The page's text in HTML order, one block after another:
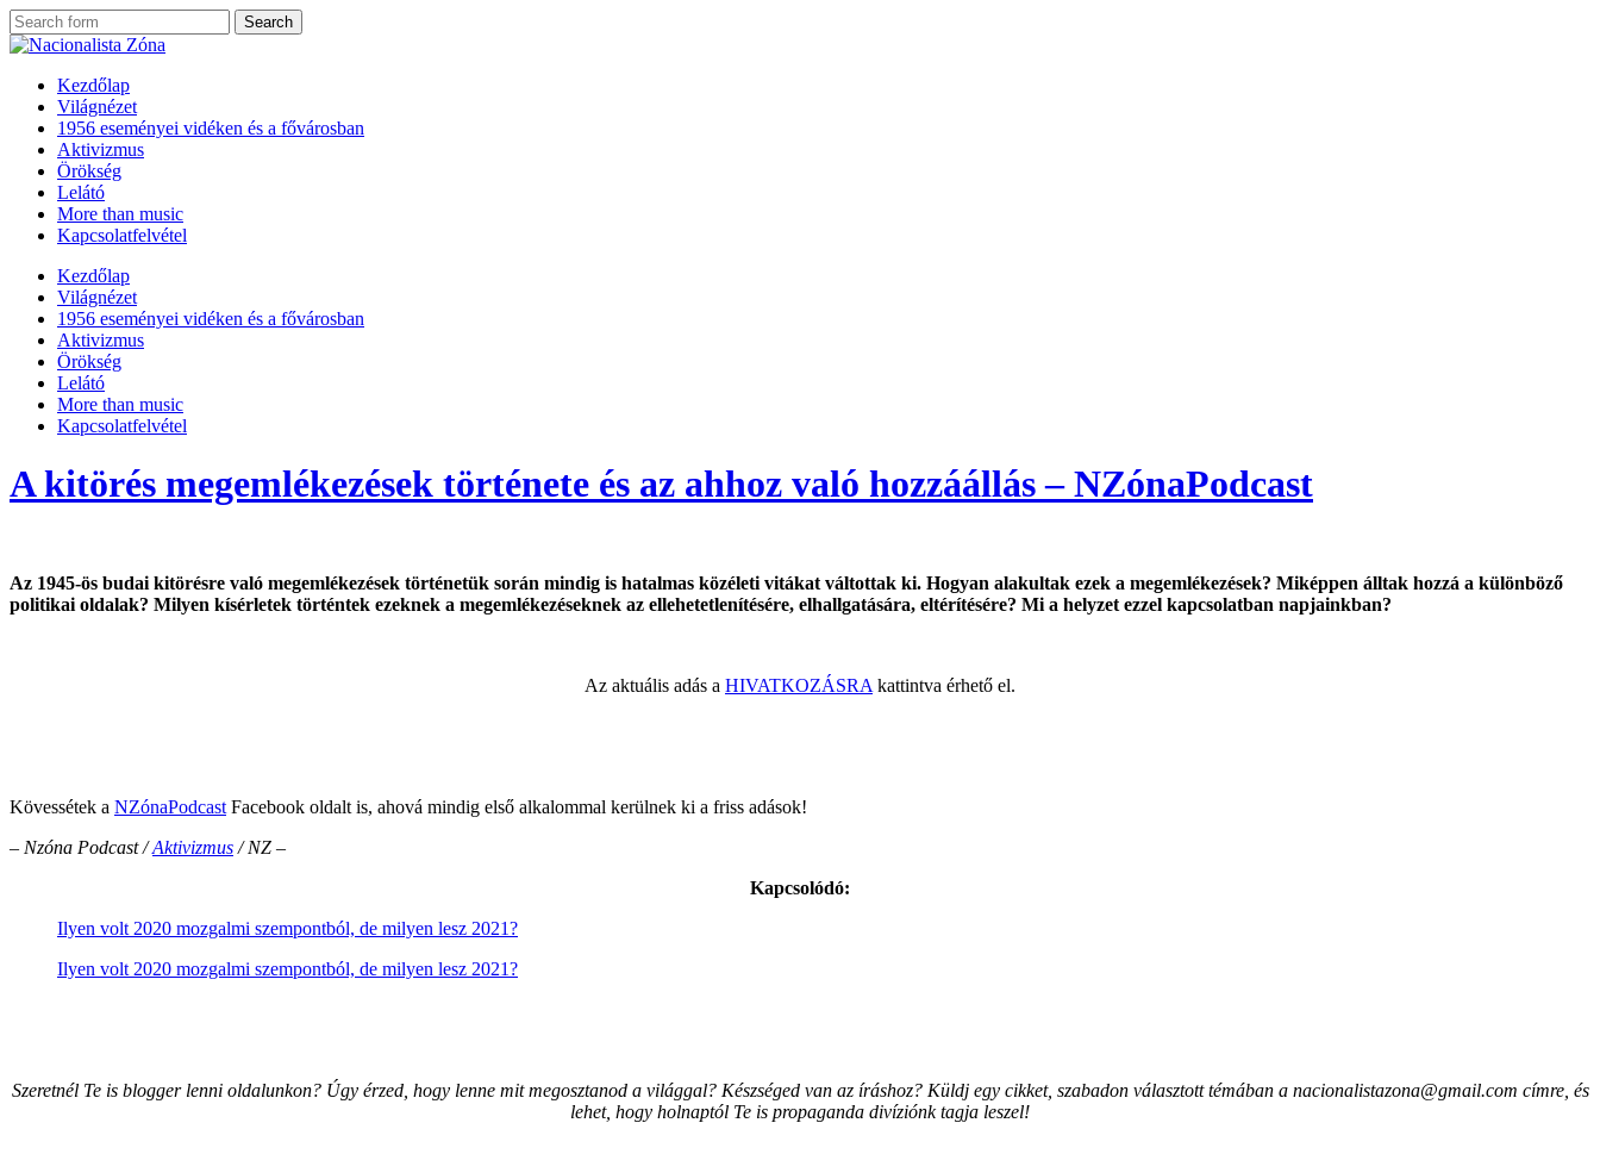
Kezdőlap
Világnézet
1956 eseményei vidéken és a fővárosban
Aktivizmus
Örökség
Lelátó
More than music
Kapcsolatfelvétel
Kezdőlap
Világnézet
1956 eseményei vidéken és a fővárosban
Aktivizmus
Örökség
Lelátó
More than music
Kapcsolatfelvétel
A kitörés megemlékezések története és az ahhoz való hozzáállás – NZónaPodcast
Az 1945-ös budai kitörésre való megemlékezések történetük során mindig is hatalmas közéleti vitákat váltottak ki. Hogyan alakultak ezek a megemlékezések? Miképpen álltak hozzá a különböző
politikai oldalak? Milyen kísérletek történtek ezeknek a megemlékezéseknek az ellehetetlenítésére, elhallgatására, eltérítésére? Mi a helyzet ezzel kapcsolatban napjainkban?
Az aktuális adás a HIVATKOZÁSRA kattintva érhető el.
Kövessétek a NZónaPodcast Facebook oldalt is, ahová mindig első alkalommal kerülnek ki a friss adások!
– Nzóna Podcast /Aktivizmus / NZ –
Kapcsolódó:
Ilyen volt 2020 mozgalmi szempontból, de milyen lesz 2021?
Ilyen volt 2020 mozgalmi szempontból, de milyen lesz 2021?
Szeretnél Te is blogger lenni oldalunkon? Úgy érzed, hogy lenne mit megosztanod a világgal? Készséged van az íráshoz? Küldj egy cikket, szabadon választott témában a nacionalistazona@gmail.com címre, és
lehet, hogy holnaptól Te is propaganda divíziónk tagja leszel!